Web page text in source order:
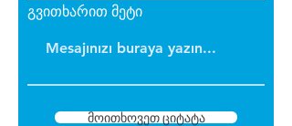
გვითხარით მეტი
მოითხოვეთ ციტატა